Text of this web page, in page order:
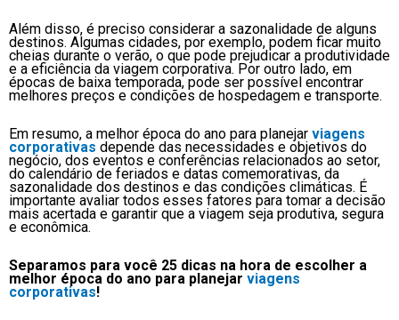
Além disso, é preciso considerar a sazonalidade de alguns
destinos. Algumas cidades, por exemplo, podem ficar muito
cheias durante o verão, o que pode prejudicar a produtividade
e a eficiência da viagem corporativa. Por outro lado, em
épocas de baixa temporada, pode ser possível encontrar
melhores preços e condições de hospedagem e transporte.
Em resumo, a melhor época do ano para planejar viagens
corporativas depende das necessidades e objetivos do
negócio, dos eventos e conferências relacionados ao setor,
do calendário de feriados e datas comemorativas, da
sazonalidade dos destinos e das condições climáticas. É
importante avaliar todos esses fatores para tomar a decisão
mais acertada e garantir que a viagem seja produtiva, segura
e econômica.
Separamos para você 25 dicas na hora de escolher a
melhor época do ano para planejar viagens
corporativas!